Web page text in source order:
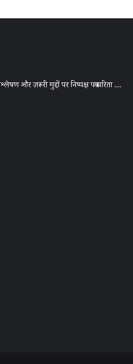
और ज़रूरी मुद्दों पर निष्पक्ष पत्रकारिता ....